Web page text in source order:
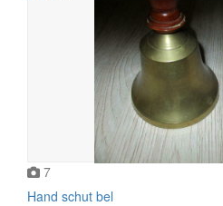
7
Hand schut bel